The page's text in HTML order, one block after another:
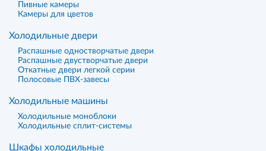
Пивные камеры
Камеры для цветов
Холодильные двери
Распашные одностворчатые двери
Распашные двустворчатые двери
Откатные двери легкой серии
Полосовые ПВХ-завесы
Холодильные машины
Холодильные моноблоки
Холодильные сплит-системы
Шкафы холодильные